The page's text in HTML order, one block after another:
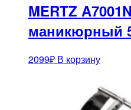
MERTZ
маникюрный
2099₽ В корзину